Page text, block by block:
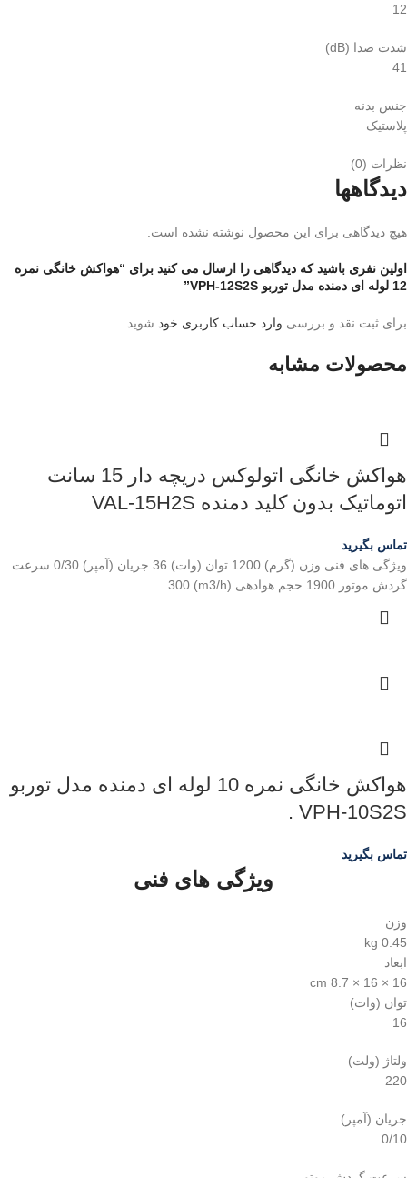
12
شدت صدا (dB)
41
جنس بدنه
پلاستیک
نظرات (0)
دیدگاهها
هیچ دیدگاهی برای این محصول نوشته نشده است.
اولین نفری باشید که دیدگاهی را ارسال می کنید برای “هواکش خانگی نمره
12 لوله ای دمنده مدل توربو VPH-12S2S”
برای ثبت نقد و بررسی وارد حساب کاربری خود شوید.
محصولات مشابه
هواکش خانگی اتولوکس دریچه دار 15 سانت
اتوماتیک بدون کلید دمنده VAL-15H2S
تماس بگیرید
ویژگی های فنی وزن (گرم) 1200 توان (وات) 36 جریان (آمپر) 0/30 سرعت
گردش موتور 1900 حجم هوادهی (m3/h) 300
هواکش خانگی نمره 10 لوله ای دمنده مدل توربو
VPH-10S2S .
تماس بگیرید
ویژگی های فنی
وزن
0.45 kg
ابعاد
16 × 16 × 8.7 cm
توان (وات)
16
ولتاژ (ولت)
220
جریان (آمپر)
0/10